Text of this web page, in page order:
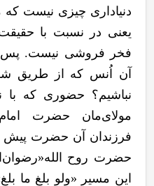
دنیاداری چیزی نیست
یعنی در نسبت با
فخر فروشی نیست.
آن اُنس که از طریق
نباشیم؟ حضوری که
مولایمان حضرت امام
فرزندان آن حضرت
حضرت روح الله«رضوان
این مسیر «ولو بلغ ما